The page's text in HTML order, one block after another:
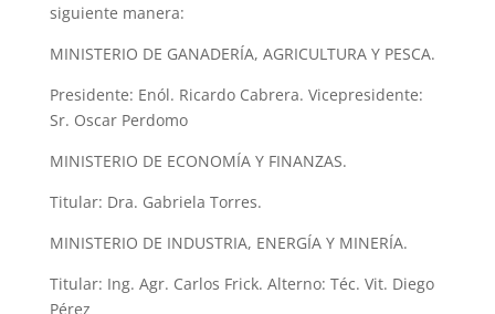
siguiente manera:
MINISTERIO DE GANADERÍA, AGRICULTURA Y PESCA.
Presidente: Enól. Ricardo Cabrera. Vicepresidente:
Sr. Oscar Perdomo
MINISTERIO DE ECONOMÍA Y FINANZAS.
Titular: Dra. Gabriela Torres.
MINISTERIO DE INDUSTRIA, ENERGÍA Y MINERÍA.
Titular: Ing. Agr. Carlos Frick. Alterno: Téc. Vit. Diego
Pérez